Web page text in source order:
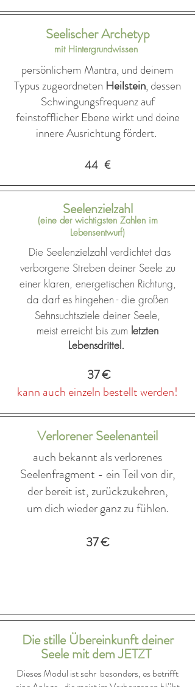
Seelischer Archetyp
mit Hintergrundwissen
persönlichem Mantra,und deinem
Typus zugeordneten Heilstein,dessen
Schwingungsfrequenzauf
feinstofflicher Ebene wirkt und deine
innere Ausrichtung fördert.
44 €
Seelenzielzahl
(eine der wichtigsten Zahlen im
Lebensentwurf)
Die Seelenzielzahl verdichtet das
verborgene Streben deiner Seele zu
einer klaren, energetischen Richtung,
da darf es hingehen - die großen
Sehnsuchtsziele deiner Seele,
meist erreicht bis zum letzten
Lebensdrittel.
37 €
kann auch einzeln bestellt werden!
Verlorener Seelenanteil
auch bekannt als verlorenes
Seelenfragment - ein Teil von dir,
der bereit ist, zurückzukehren,
um dich wieder ganz zu fühlen.
37 €
​Die stille Übereinkunft deiner
Seele mit dem JETZT
Dieses Modul ist sehr besonders, es betrifft